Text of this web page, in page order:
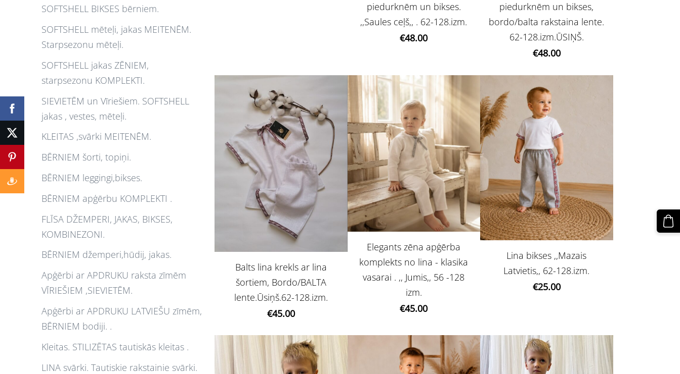
SOFTSHELL BIKSES bērniem.
SOFTSHELL mēteļi, jakas MEITENĒM.
Starpsezonu mēteļi.
SOFTSHELL jakas ZĒNIEM,
starpsezonu KOMPLEKTI.
SIEVIETĒM un Vīriešiem. SOFTSHELL
jakas , vestes, mēteļi.
KLEITAS ,svārki MEITENĒM.
BĒRNIEM šorti, topiņi.
BĒRNIEM leggingi,bikses.
BĒRNIEM apģērbu KOMPLEKTI .
FLĪSA DŽEMPERI, JAKAS, BIKSES,
KOMBINEZONI.
BĒRNIEM džemperi,hūdij, jakas.
Apģērbi ar APDRUKU raksta zīmēm
VĪRIEŠIEM ,SIEVIETĒM.
Apģērbi ar APDRUKU LATVIEŠU zīmēm,
BĒRNIEM bodiji. .
Kleitas. STILIZĒTAS tautiskās kleitas .
LINA svārki. Tautiskie rakstainie svārki.
piedurknēm un bikses.
,,Saules ceļš,, . 62-128.izm.
€48.00
piedurknēm un bikses,
bordo/balta rakstaina lente.
62-128.izm.ŪSIŅŠ.
€48.00
Balts lina krekls ar lina
šortiem, Bordo/BALTA
lente.Ūsiņš.62-128.izm.
€45.00
Elegants zēna apģērba
komplekts no lina - klasika
vasarai . ,, Jumis,, 56 -128
izm.
€45.00
Lina bikses ,,Mazais
Latvietis,, 62-128.izm.
€25.00